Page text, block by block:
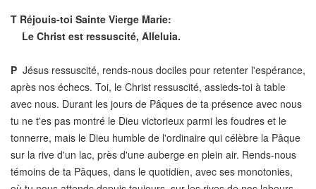
T Réjouis-toi Sainte Vierge Marie:
Le Christ est ressuscité, Alleluia.
P Jésus ressuscité, rends-nous dociles pour retenter l'espérance,
après nos échecs. Toi, le Christ ressuscité, assieds-toi à table
avec nous. Durant les jours de Pâques de ta présence avec nous
tu ne t'es pas montré le Dieu victorieux parmi les foudres et le
tonnerre, mais le Dieu humble de l'ordinaire qui célèbre la Pâque
sur la rive d'un lac, près d'une auberge en plein air. Rends-nous
témoins de ta Pâques, dans le quotidien, avec ses monotonies,